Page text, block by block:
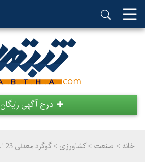
درج آگهی رایگان
خانه > صنعت >کشاورزی > گوگرد معدنی 23 الی 24 درصد